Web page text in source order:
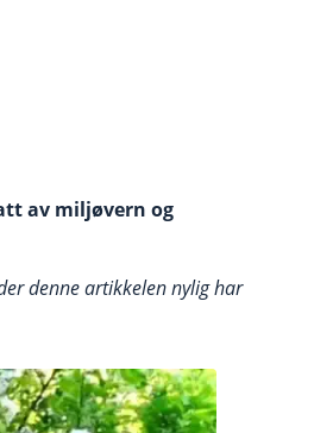
av miljøvern og
denne artikkelen nylig har